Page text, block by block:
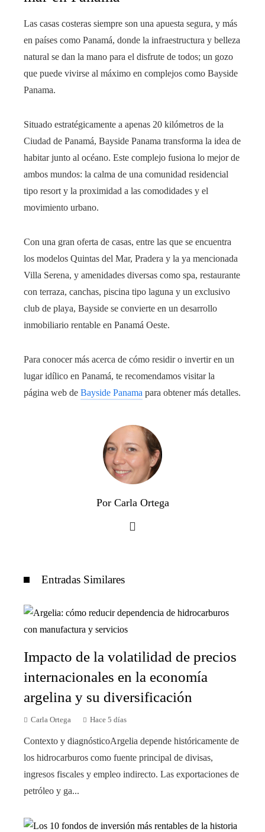
Las casas costeras siempre son una apuesta segura, y más
en países como Panamá, donde la infraestructura y belleza
natural se dan la mano para el disfrute de todos; un gozo
que puede vivirse al máximo en complejos como Bayside
Panama.
Situado estratégicamente a apenas 20 kilómetros de la
Ciudad de Panamá, Bayside Panama transforma la idea de
habitar junto al océano. Este complejo fusiona lo mejor de
ambos mundos: la calma de una comunidad residencial
tipo resort y la proximidad a las comodidades y el
movimiento urbano.
Con una gran oferta de casas, entre las que se encuentra
los modelos Quintas del Mar, Pradera y la ya mencionada
Villa Serena, y amenidades diversas como spa, restaurante
con terraza, canchas, piscina tipo laguna y un exclusivo
club de playa, Bayside se convierte en un desarrollo
inmobiliario rentable en Panamá Oeste.
Para conocer más acerca de cómo residir o invertir en un
lugar idílico en Panamá, te recomendamos visitar la
página web de Bayside Panama para obtener más detalles.
Por Carla Ortega
Entradas Similares
Impacto de la volatilidad de precios
internacionales en la economía
argelina y su diversificación
Carla Ortega Hace 5 días
Contexto y diagnósticoArgelia depende históricamente de
los hidrocarburos como fuente principal de divisas,
ingresos fiscales y empleo indirecto. Las exportaciones de
petróleo y ga...